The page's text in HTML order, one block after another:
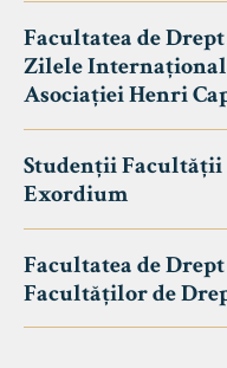
Facultatea de
Zilele
Asociației Henri
Studenții Facultății
Exordium
Facultatea de
Facultăților de